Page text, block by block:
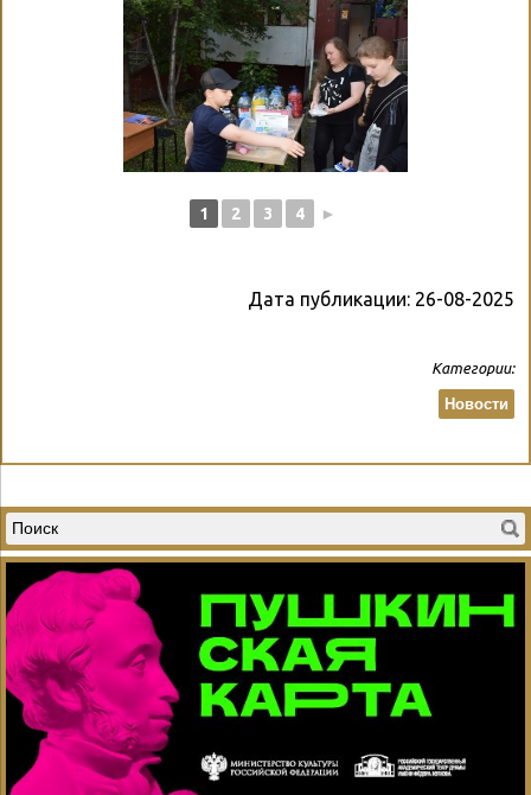
1 2 3 4 ►
Дата публикации: 26-08-2025
Категории:
Новости